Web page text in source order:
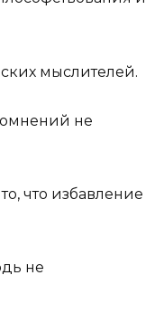
мыслителей.
не
что избавление
не